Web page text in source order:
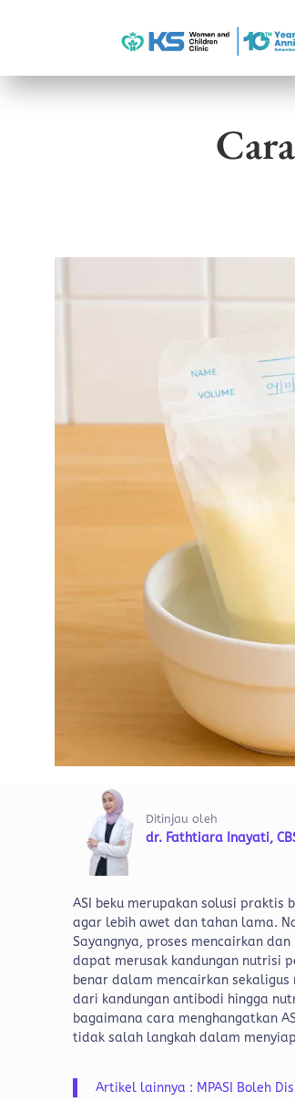
Ditinjau oleh
dr. Fathtiara Inayati,
ASI beku merupakan solusi praktis
agar lebih awet dan tahan lama.
Sayangnya, proses mencairkan
dapat merusak kandungan nutrisi
benar dalam mencairkan
dari kandungan antibodi hingga
bagaimana cara menghangatkan
tidak salah langkah dalam
Artikel lainnya : MPASI Boleh